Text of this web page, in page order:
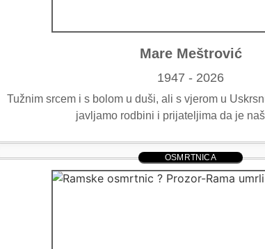
Mare Meštrović
1947 - 2026
Tužnim srcem i s bolom u duši, ali s vjerom u
javljamo rodbini i prijateljima da je
OSMRTNICA